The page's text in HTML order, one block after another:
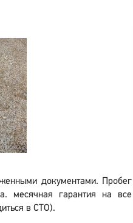
документами. Пробег
месячная гарантия на все
в СТО).